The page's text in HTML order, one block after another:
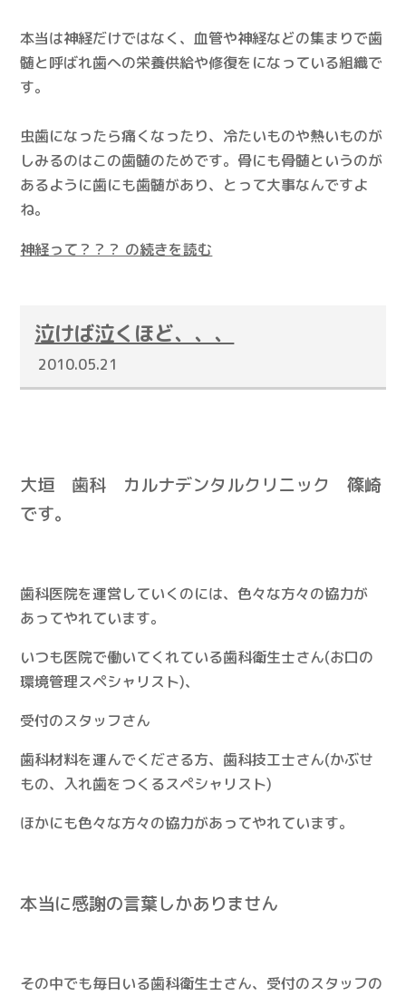
本当は神経だけではなく、血管や神経などの集まりで歯
髄と呼ばれ歯への栄養供給や修復をになっている組織で
す。
虫歯になったら痛くなったり、冷たいものや熱いものが
しみるのはこの歯髄のためです。骨にも骨髄というのが
あるように歯にも歯髄があり、とって大事なんですよ
ね。
神経って？？？ の続きを読む
泣けば泣くほど、、、
2010.05.21
大垣 歯科 カルナデンタルクリニック 篠崎
です。
歯科医院を運営していくのには、色々な方々の協力が
あってやれています。
いつも医院で働いてくれている歯科衛生士さん(お口の
環境管理スペシャリスト)、
受付のスタッフさん
歯科材料を運んでくださる方、歯科技工士さん(かぶせ
もの、入れ歯をつくるスペシャリスト)
ほかにも色々な方々の協力があってやれています。
本当に感謝の言葉しかありません
その中でも毎日いる歯科衛生士さん、受付のスタッフの